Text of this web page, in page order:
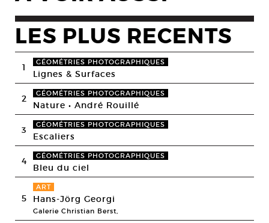
LES PLUS RECENTS
1 GÉOMÉTRIES PHOTOGRAPHIQUES
Lignes & Surfaces
2 GÉOMÉTRIES PHOTOGRAPHIQUES
Nature • André Rouillé
3 GÉOMÉTRIES PHOTOGRAPHIQUES
Escaliers
4 GÉOMÉTRIES PHOTOGRAPHIQUES
Bleu du ciel
5
ART
Hans-Jörg Georgi
Galerie Christian Berst,